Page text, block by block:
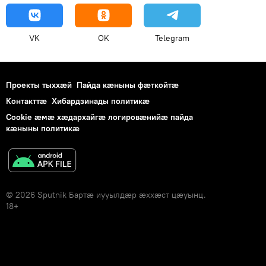
VK OK Telegram
Проекты тыххӕй Пайда кӕныны фӕткойтӕ
Контакттӕ Хибардзинады политикæ
Cookie æмæ хæдархайгæ логировæнийæ пайда
кæныны политикæ
© 2026 Sputnik Бартӕ иууылдӕр ӕххӕст цӕуынц.
18+